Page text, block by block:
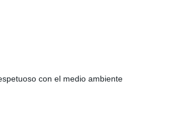
con el medio ambiente